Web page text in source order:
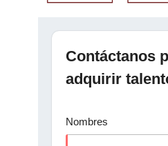
Contáctanos
adquirir
Nombres